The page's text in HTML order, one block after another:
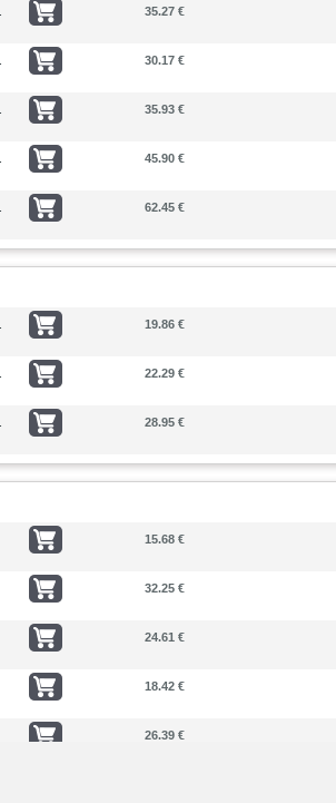
35.27 €
30.17 €
35.93 €
45.90 €
62.45 €
19.86 €
22.29 €
28.95 €
15.68 €
32.25 €
24.61 €
18.42 €
26.39 €